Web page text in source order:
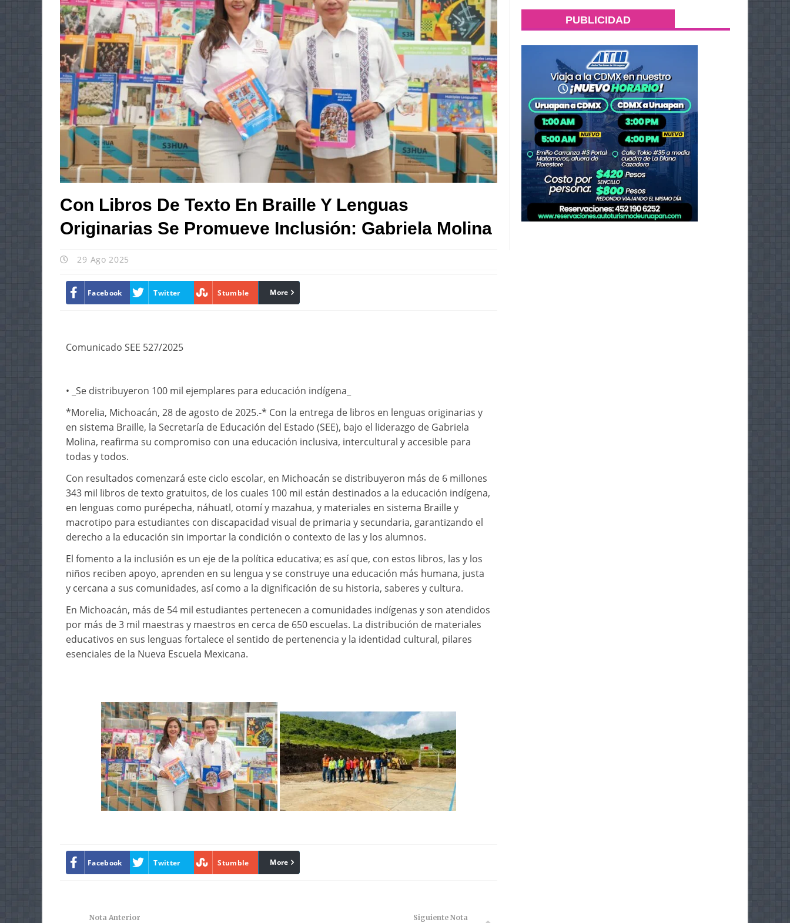
Con Libros De Texto En Braille Y Lenguas
Originarias Se Promueve Inclusión: Gabriela Molina
29 Ago 2025
Facebook Twitter Stumble linkedin
More
Comunicado SEE 527/2025
• _Se distribuyeron 100 mil ejemplares para educación indígena_
*Morelia, Michoacán, 28 de agosto de 2025.-* Con la entrega de libros en lenguas originarias y
en sistema Braille, la Secretaría de Educación del Estado (SEE), bajo el liderazgo de Gabriela
Molina, reafirma su compromiso con una educación inclusiva, intercultural y accesible para
todas y todos.
Con resultados comenzará este ciclo escolar, en Michoacán se distribuyeron más de 6 millones
343 mil libros de texto gratuitos, de los cuales 100 mil están destinados a la educación indígena,
en lenguas como purépecha, náhuatl, otomí y mazahua, y materiales en sistema Braille y
macrotipo para estudiantes con discapacidad visual de primaria y secundaria, garantizando el
derecho a la educación sin importar la condición o contexto de las y los alumnos.
El fomento a la inclusión es un eje de la política educativa; es así que, con estos libros, las y los
niños reciben apoyo, aprenden en su lengua y se construye una educación más humana, justa
y cercana a sus comunidades, así como a la dignificación de su historia, saberes y cultura.
En Michoacán, más de 54 mil estudiantes pertenecen a comunidades indígenas y son atendidos
por más de 3 mil maestras y maestros en cerca de 650 escuelas. La distribución de materiales
educativos en sus lenguas fortalece el sentido de pertenencia y la identidad cultural, pilares
esenciales de la Nueva Escuela Mexicana.
Facebook Twitter Stumble linkedin
More
Nota Anterior Siguiente Nota
PUBLICIDAD